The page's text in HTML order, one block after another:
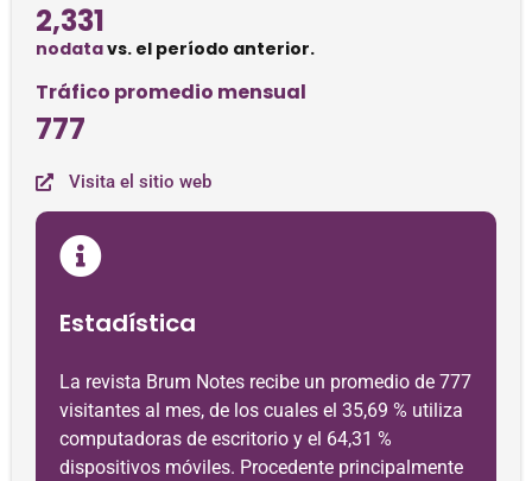
2,331
nodatavs. el período anterior.
Tráfico promedio mensual
777
Visita el sitio web
Estadística
La revista Brum Notes recibe un promedio de 777
visitantes al mes, de los cuales el 35,69 % utiliza
computadoras de escritorio y el 64,31 %
dispositivos móviles. Procedente principalmente